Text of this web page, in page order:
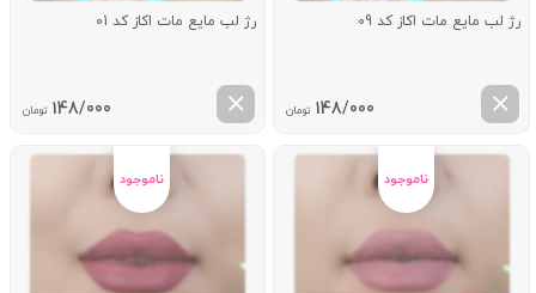
رژ لب مایع مات اکاز کد 09
148/000 تومان
رژ لب مایع مات اکاز کد 01
148/000 تومان